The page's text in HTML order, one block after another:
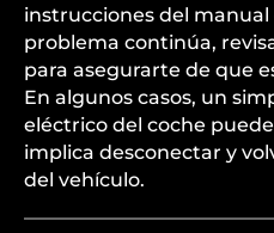
instrucciones del manual
problema continúa,
para asegurarte de que
En algunos casos, un
eléctrico del coche
implica desconectar y
del vehículo.